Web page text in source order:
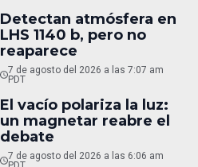
Detectan atmósfera en
LHS 1140 b, pero no
reaparece
7 de agosto del 2026 a las 7:07 am
PDT
El vacío polariza la luz:
un magnetar reabre el
debate
7 de agosto del 2026 a las 6:06 am